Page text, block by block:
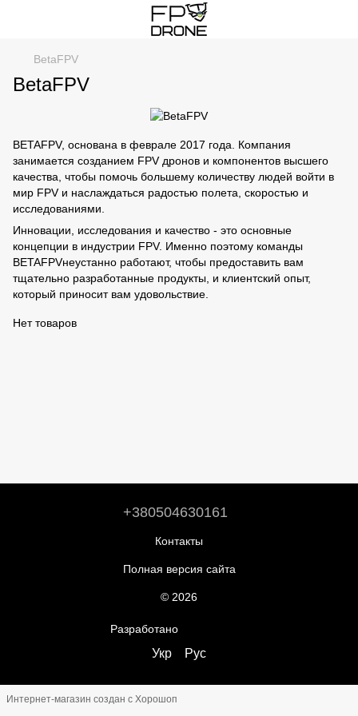
BetaFPV
BetaFPV
BETAFPV, основана в феврале 2017 года. Компания
занимается созданием FPV дронов и компонентов высшего
качества, чтобы помочь большему количеству людей войти в
мир FPV и наслаждаться радостью полета, скоростью и
исследованиями.
Инновации, исследования и качество - это основные
концепции в индустрии FPV. Именно поэтому команды
BETAFPVнеустанно работают, чтобы предоставить вам
тщательно разработанные продукты, и клиентский опыт,
который приносит вам удовольствие.
Нет товаров
+380504630161
Контакты
Полная версия сайта
© 2026
Разработано
Укр Рус
Интернет-магазин создан с Хорошоп